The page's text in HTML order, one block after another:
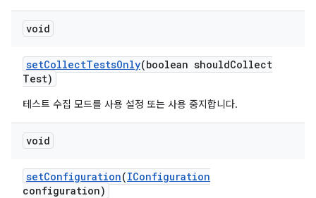
void
setCollectTestsOnly(boolean shouldCollect
Test)
테스트 수집 모드를 사용 설정 또는 사용 중지합니다.
void
setConfiguration(IConfiguration
configuration)